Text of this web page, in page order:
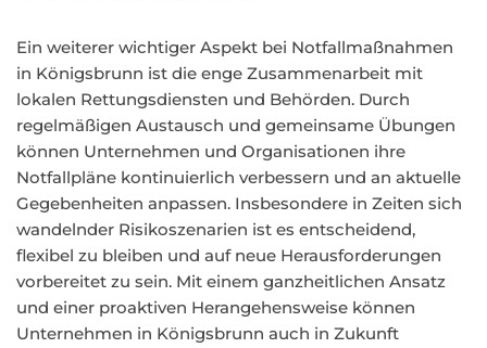
Ein weiterer wichtiger Aspekt bei Notfallmaßnahmen
in Königsbrunn ist die enge Zusammenarbeit mit
lokalen Rettungsdiensten und Behörden. Durch
regelmäßigen Austausch und gemeinsame Übungen
können Unternehmen und Organisationen ihre
Notfallpläne kontinuierlich verbessern und an aktuelle
Gegebenheiten anpassen. Insbesondere in Zeiten sich
wandelnder Risikoszenarien ist es entscheidend,
flexibel zu bleiben und auf neue Herausforderungen
vorbereitet zu sein. Mit einem ganzheitlichen Ansatz
und einer proaktiven Herangehensweise können
Unternehmen in Königsbrunn auch in Zukunft